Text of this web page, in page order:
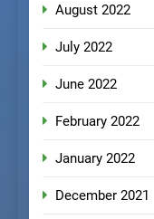
August 2022
July 2022
June 2022
February 2022
January 2022
December 2021